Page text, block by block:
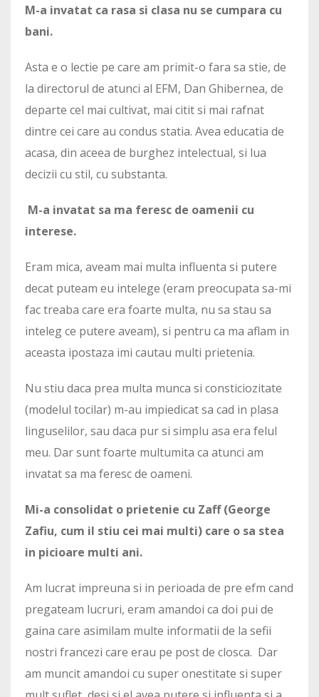
M-a invatat ca rasa si clasa nu se cumpara cu
bani.
Asta e o lectie pe care am primit-o fara sa stie, de
la directorul de atunci al EFM, Dan Ghibernea, de
departe cel mai cultivat, mai citit si mai rafnat
dintre cei care au condus statia. Avea educatia de
acasa, din aceea de burghez intelectual, si lua
decizii cu stil, cu substanta.
M-a invatat sa ma feresc de oamenii cu
interese.
Eram mica, aveam mai multa influenta si putere
decat puteam eu intelege (eram preocupata sa-mi
fac treaba care era foarte multa, nu sa stau sa
inteleg ce putere aveam), si pentru ca ma aflam in
aceasta ipostaza imi cautau multi prietenia.
Nu stiu daca prea multa munca si consticiozitate
(modelul tocilar) m-au impiedicat sa cad in plasa
linguselilor, sau daca pur si simplu asa era felul
meu. Dar sunt foarte multumita ca atunci am
invatat sa ma feresc de oameni.
Mi-a consolidat o prietenie cu Zaff (George
Zafiu, cum il stiu cei mai multi) care o sa stea
in picioare multi ani.
Am lucrat impreuna si in perioada de pre efm cand
pregateam lucruri, eram amandoi ca doi pui de
gaina care asimilam multe informatii de la sefii
nostri francezi care erau pe post de closca. Dar
am muncit amandoi cu super onestitate si super